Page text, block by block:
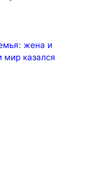
жена и
мир казался